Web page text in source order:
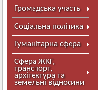
Громадська участь
Соціальна політика
Гуманітарна сфера
Сфера ЖКГ,
транспорт,
архітектура та
земельні відносини